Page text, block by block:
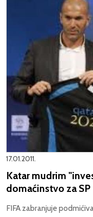
17.01.2011.
Katar mudrim
domaćinstvo za SP
FIFA zabranjuje